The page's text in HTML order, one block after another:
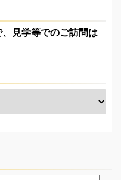
見学等でのご訪問は